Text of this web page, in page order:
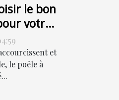
le bon
votre
et
le poêle à